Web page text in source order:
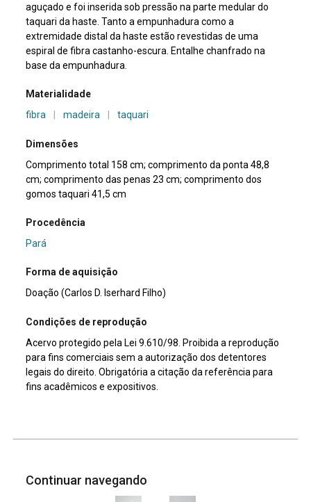
aguçado e foi inserida sob pressão na parte medular do
taquari da haste. Tanto a empunhadura como a
extremidade distal da haste estão revestidas de uma
espiral de fibra castanho-escura. Entalhe chanfrado na
base da empunhadura.
Materialidade
fibra
madeira taquari
Dimensões
Comprimento total 158 cm; comprimento da ponta 48,8
cm; comprimento das penas 23 cm; comprimento dos
gomos taquari 41,5 cm
Procedência
Pará
Forma de aquisição
Doação (Carlos D. Iserhard Filho)
Condições de reprodução
Acervo protegido pela Lei 9.610/98. Proibida a reprodução
para fins comerciais sem a autorização dos detentores
legais do direito. Obrigatória a citação da referência para
fins acadêmicos e expositivos.
Continuar navegando